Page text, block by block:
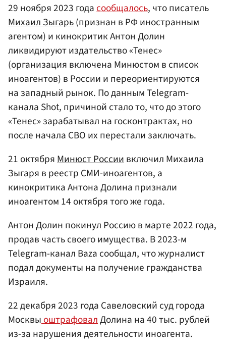
29 ноября 2023 года сообщалось, что писатель
Михаил Зыгарь(признан в РФ иностранным
агентом) и кинокритик Антон Долин
ликвидируют издательство «Тенес»
(организация включена Минюстом в список
иноагентов) в России и переориентируются
на западный рынок. По данным Telegram-
канала Shot, причиной стало то, что до этого
«Тенес» зарабатывал на госконтрактах, но
после начала СВО их перестали заключать.
21 октябряМинюст Россиивключил Михаила
Зыгаря в реестр СМИ-иноагентов, а
кинокритика Антона Долина признали
иноагентом 14 октября того же года.
Антон Долин покинул Россию в марте 2022 года,
продав часть своего имущества. В 2023-м
Telegram-канал Baza сообщал, что журналист
подал документы на получение гражданства
Израиля.
22 декабря 2023 года Савеловский суд города
МосквыоштрафовалДолина на 40 тыс. рублей
из-за нарушения деятельности иноагента.